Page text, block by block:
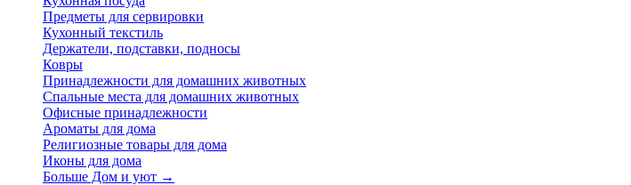
Предметы для сервировки
Кухонный текстиль
Держатели, подставки, подносы
Ковры
Принадлежности для домашних животных
Спальные места для домашних животных
Офисные принадлежности
Ароматы для дома
Религиозные товары для дома
Иконы для дома
Больше Дом и уют →